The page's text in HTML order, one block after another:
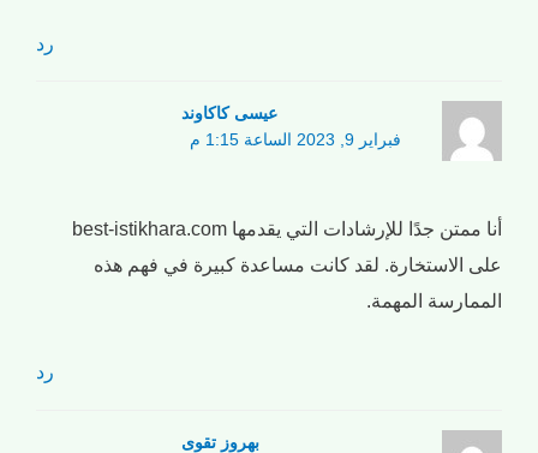
رد
عیسی کاکاوند
فبراير 9, 2023 الساعة 1:15 م
أنا ممتن جدًا للإرشادات التي يقدمها best-istikhara.com
على الاستخارة. لقد كانت مساعدة كبيرة في فهم هذه
الممارسة المهمة.
رد
بهروز تقوی